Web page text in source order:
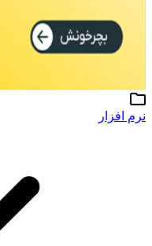
نرم افزار